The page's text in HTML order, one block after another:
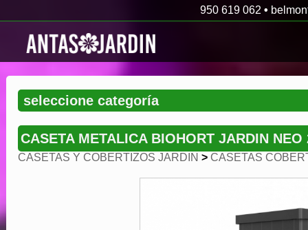
950 619 062 •
CASETA METALICA BIOHORT JARDIN NEO
CASETAS Y COBERTIZOS JARDIN > CASETAS